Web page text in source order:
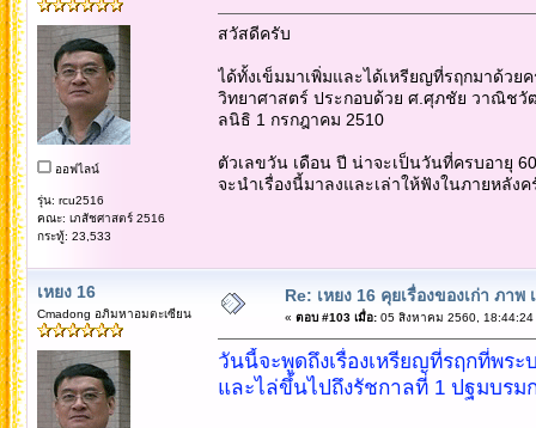
ออฟไลน์
รุ่น: rcu2516
คณะ: เภสัชศาสตร์ 2516
กระทู้: 23,533
สวัสดีครับ
ได้ทั้งเข็มมาเพิ่มและได้เหรียญที่รฤกมาด้ว
วิทยาศาสตร์ ประกอบด้วย ศ.ศุภชัย วาณิชวั
ลนิธิ 1 กรกฎาคม 2510
ตัวเลขวัน เดือน ปี น่าจะเป็นวันที่ครบอายุ
จะนำเรื่องนี้มาลงและเล่าให้ฟังในภายหลังค
เหยง 16
Cmadong อภิมหาอมตะเซียน
Re: เหยง 16 คุยเรื่องของเก่า ภา
« ตอบ #103 เมื่อ:05 สิงหาคม 2560, 18:44:24
วันนี้จะพูดถึงเรื่องเหรียญที่รฤกที่พร
และไล่ขึ้นไปถึงรัชกาลที่ 1 ปฐมบรม